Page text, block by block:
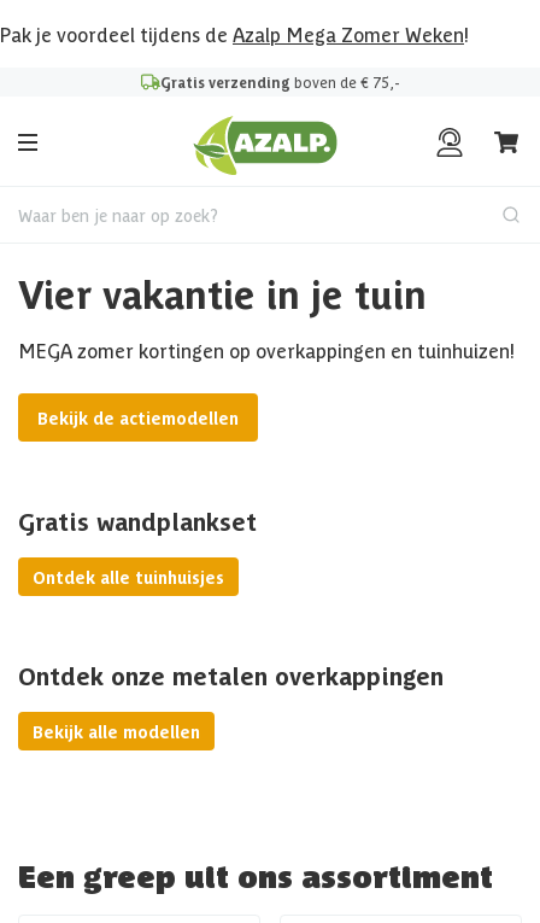
Pak je voordeel tijdens de Azalp Mega Zomer Weken!
Gratis verzending boven de € 75,-
Waar ben je naar op zoek?
Vier vakantie in je tuin
MEGA zomer kortingen op overkappingen en tuinhuizen!
Bekijk de actiemodellen
Gratis wandplankset
Ontdek alle tuinhuisjes
Ontdek onze metalen overkappingen
Bekijk alle modellen
Een greep uit ons assortiment